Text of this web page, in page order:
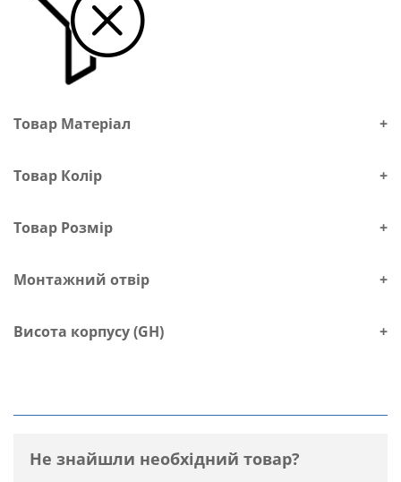
Товар Матеріал +
Товар Колір +
Товар Розмір +
Монтажний отвір +
Висота корпусу (GH) +
Не знайшли необхідний товар?